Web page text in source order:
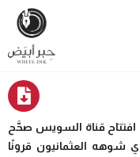
افتتاح قناة السويس صحَّح
شوهه العثمانيون قرونًا